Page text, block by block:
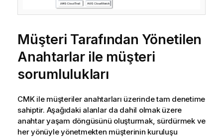
Müşteri Tarafından Yönetilen
Anahtarlarile müşteri
sorumlulukları
CMKile müşteriler anahtarları üzerinde tam denetime
sahiptir. Aşağıdaki alanlar da dahil olmak üzere
anahtar yaşam döngüsünü oluşturmak, sürdürmek ve
her yönüyle yönetmekten müşterinin kuruluşu